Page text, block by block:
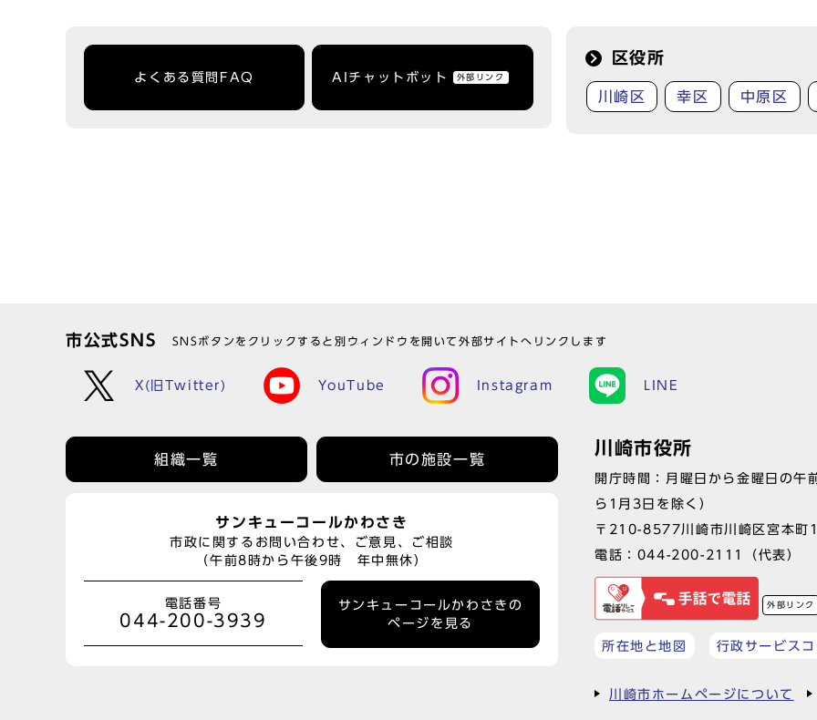
よくある質問FAQ AIチャットボット 外部リンク
区役所
川崎区 幸区 中原区
市公式SNS SNSボタンをクリックすると別ウィンドウを開いて外部サイトへリンクします
X(旧Twitter) YouTube Instagram LINE
組織一覧 市の施設一覧
サンキューコールかわさき
市政に関するお問い合わせ、ご意見、ご相談
（午前8時から午後9時 年中無休）
電話番号
044-200-3939
サンキューコールかわさきの
ページを見る
川崎市役所
開庁時間：月曜日から金曜日の
ら1月3日を除く）
〒210-8577川崎市川崎区宮本町
電話： 044-200-2111 （代表）
外部リンク
所在地と地図 行政サービス
川崎市ホームページについて